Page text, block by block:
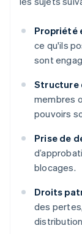
Propriété
ce qu'ils
sont
Structure
membres
pouvoirs
Prise de
blocages.
Droits
des